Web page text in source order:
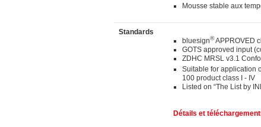
Mousse stable aux
Standards
bluesign®APPROVED
GOTS approved input
ZDHC MRSL v3.1
Suitable for application
100 product class I - IV
Listed on “The List by
Détails et